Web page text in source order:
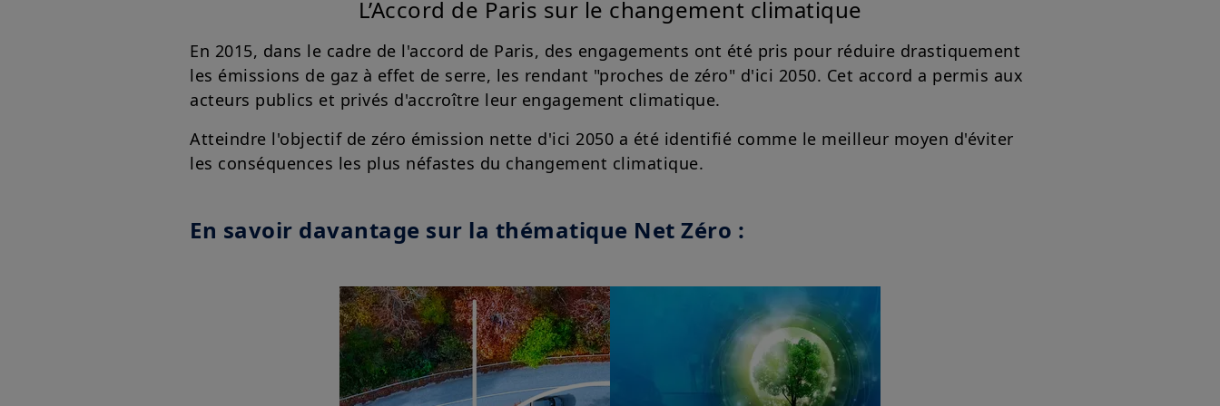
L’Accord de Paris sur le changement climatique
En 2015, dans le cadre de l'accord de Paris, des engagements ont été pris pour réduire drastiquement
les émissions de gaz à effet de serre, les rendant "proches de zéro" d'ici 2050. Cet accord a permis aux
acteurs publics et privés d'accroître leur engagement climatique.
Atteindre l'objectif de zéro émission nette d'ici 2050 a été identifié comme le meilleur moyen d'éviter
les conséquences les plus néfastes du changement climatique.
En savoir davantage sur la thématique Net Zéro :